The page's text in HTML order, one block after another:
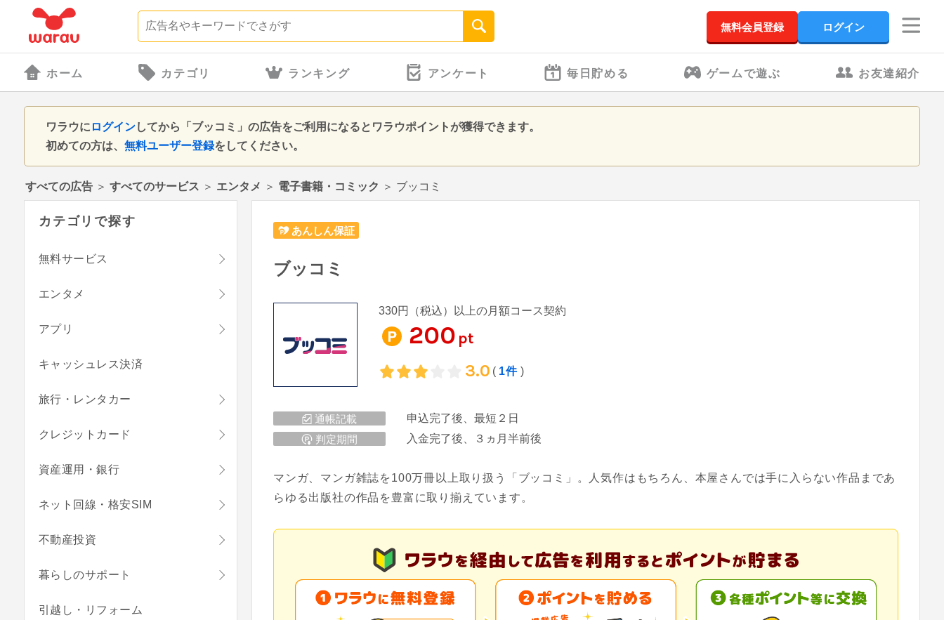
無料会員登録 ログイン
ホーム カテゴリ ランキング アンケート 毎日貯める ゲームで遊ぶ お友達紹介
ワラウに ログインしてから「ブッコミ」の広告をご利用になるとワラウポイントが獲得できます。
初めての方は、 無料ユーザー登録をしてください。
すべての広告 ＞ すべてのサービス ＞ エンタメ ＞ 電子書籍・コミック ＞ ブッコミ
あんしん保証
ブッコミ
330円（税込）以上の月額コース契約
200 pt
3.0 ( 1件)
通帳記載
申込完了後、最短２日
判定期間
入金完了後、３ヵ月半前後
マンガ、マンガ雑誌を100万冊以上取り扱う「ブッコミ」。人気作はもちろん、本屋さんでは手に入らない作品まであ
らゆる出版社の作品を豊富に取り揃えています。
カテゴリで探す
無料サービス
エンタメ
アプリ
キャッシュレス決済
旅行・レンタカー
クレジットカード
資産運用・銀行
ネット回線・格安SIM
不動産投資
暮らしのサポート
引越し・リフォーム